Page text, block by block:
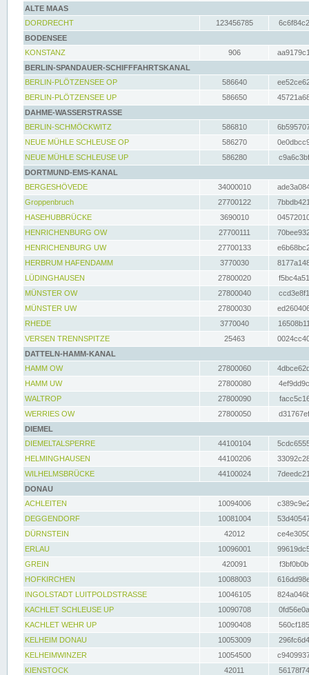
ALTE MAAS
DORDRECHT
123456785
BODENSEE
KONSTANZ
906
BERLIN-SPANDAUER-SCHIFFFAHRTSKANAL
BERLIN-PLÖTZENSEE OP
586640
BERLIN-PLÖTZENSEE UP
586650
DAHME-WASSERSTRASSE
BERLIN-SCHMÖCKWITZ
586810
NEUE MÜHLE SCHLEUSE OP
586270
NEUE MÜHLE SCHLEUSE UP
586280
DORTMUND-EMS-KANAL
BERGESHÖVEDE
34000010
Groppenbruch
27700122
HASEHUBBRÜCKE
3690010
HENRICHENBURG OW
27700111
HENRICHENBURG UW
27700133
HERBRUM HAFENDAMM
3770030
LÜDINGHAUSEN
27800020
MÜNSTER OW
27800040
MÜNSTER UW
27800030
RHEDE
3770040
VERSEN TRENNSPITZE
25463
DATTELN-HAMM-KANAL
HAMM OW
27800060
HAMM UW
27800080
WALTROP
27800090
WERRIES OW
27800050
DIEMEL
DIEMELTALSPERRE
44100104
HELMINGHAUSEN
44100206
WILHELMSBRÜCKE
44100024
DONAU
ACHLEITEN
10094006
DEGGENDORF
10081004
DÜRNSTEIN
42012
ERLAU
10096001
GREIN
420091
HOFKIRCHEN
10088003
INGOLSTADT LUITPOLDSTRASSE
10046105
KACHLET SCHLEUSE UP
10090708
KACHLET WEHR UP
10090408
KELHEIM DONAU
10053009
KELHEIMWINZER
10054500
KIENSTOCK
42011